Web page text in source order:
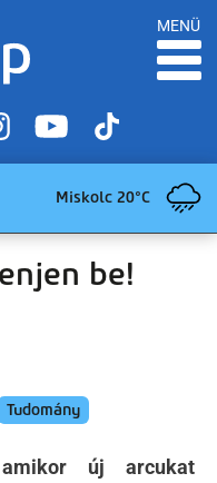
MENÜ
Miskolc 20°C
be!
Tudomány
új arcukat